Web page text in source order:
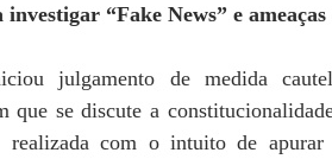
“Fake News” e
julgamento de medida
que se discute a
realizada com o intuito de